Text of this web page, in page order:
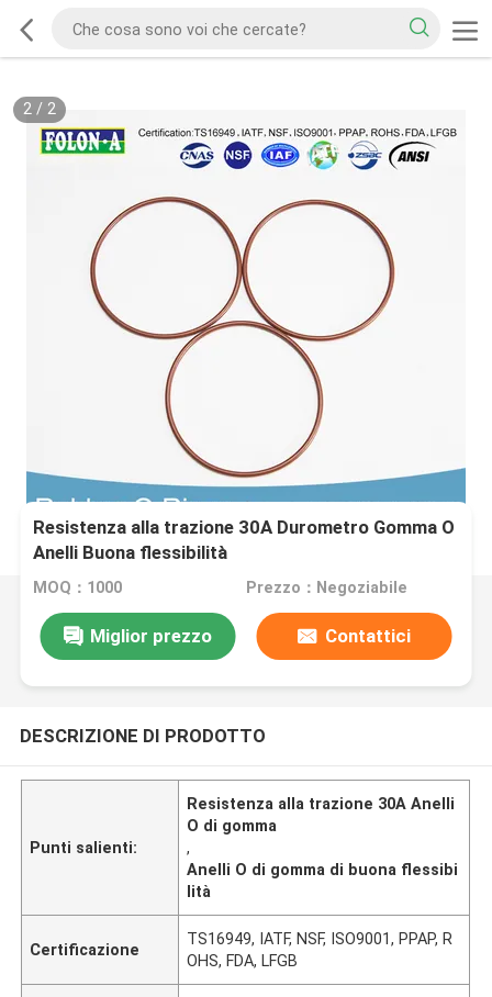
2/ 2
Resistenza alla trazione 30A Durometro Gomma O
Anelli Buona flessibilità
MOQ：1000 Prezzo：Negoziabile
Miglior prezzo Contattici
DESCRIZIONE DI PRODOTTO
Punti salienti:
Resistenza alla trazione 30A Anelli
O di gomma
,
Anelli O di gomma di buona flessibi
lità
Certificazione
TS16949, IATF, NSF, ISO9001, PPAP, R
OHS, FDA, LFGB